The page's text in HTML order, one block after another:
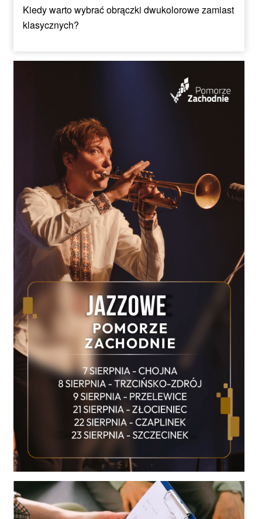
Kiedy warto wybrać obrączki dwukolorowe zamiast
klasycznych?